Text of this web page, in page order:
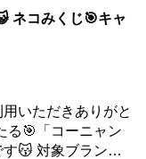
ネコみくじ🎯キャ
いただきありがと
ンド